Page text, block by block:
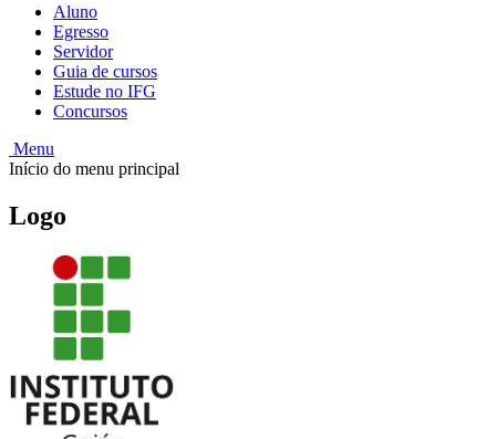
Aluno
Egresso
Servidor
Guia de cursos
Estude no IFG
Concursos
Menu
Início do menu principal
Logo